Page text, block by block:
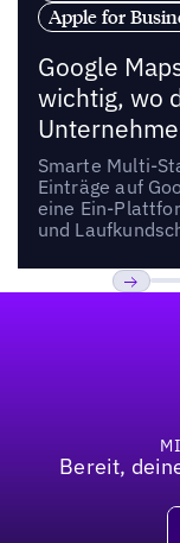
Apple for
Google
wichtig, wo
Smarte Multi-
Einträge auf
eine Ein-
und
Bereit,